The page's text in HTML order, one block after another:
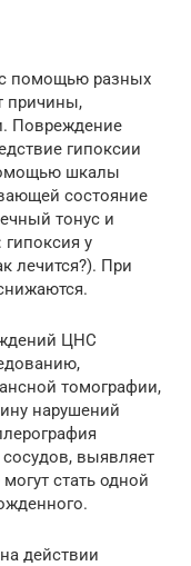
с помощью разных
причины,
Повреждение
гипоксии
шкалы
состояние
тонус и
у
лечится?). При
ЦНС
томографии,
нарушений
выявляет
стать одной
действии